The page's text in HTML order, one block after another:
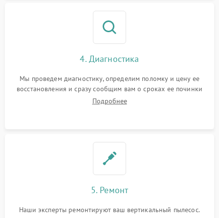
4. Диагностика
Мы проведем диагностику, определим поломку и цену ее
восстановления и сразу сообщим вам о сроках ее починки
Подробнее
5. Ремонт
Наши эксперты ремонтируют ваш вертикальный пылесос.